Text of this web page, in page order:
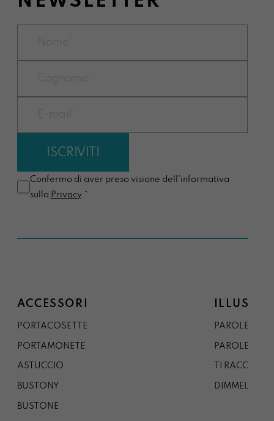
Confermo di aver preso visione dell'informativa
sulla Privacy.*
ACCESSORI
PORTACOSETTE
PORTAMONETE
ASTUCCIO
BUSTONY
BUSTONE
PAROLE DAL
PAROLE DA
TI
DIMMELO